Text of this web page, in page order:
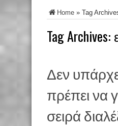
Home » Tag
Tag Archives:
Δεν
πρέπει να
σειρά